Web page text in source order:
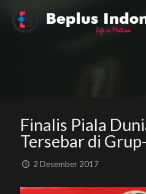
Finalis Piala
Tersebar di
2 Desember 2017